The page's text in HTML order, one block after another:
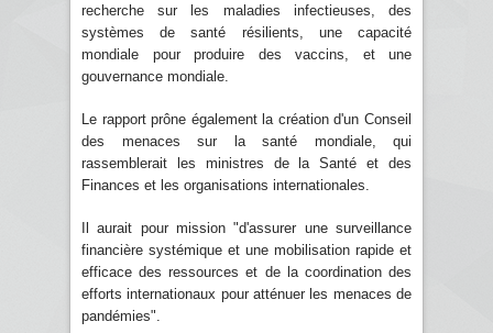
recherche sur les maladies infectieuses, des
systèmes de santé résilients, une capacité
mondiale pour produire des vaccins, et une
gouvernance mondiale.
Le rapport prône également la création d'un Conseil
des menaces sur la santé mondiale, qui
rassemblerait les ministres de la Santé et des
Finances et les organisations internationales.
Il aurait pour mission "d'assurer une surveillance
financière systémique et une mobilisation rapide et
efficace des ressources et de la coordination des
efforts internationaux pour atténuer les menaces de
pandémies".